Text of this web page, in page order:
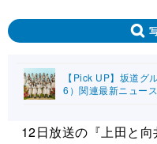
【Pick UP】坂道グ
6）関連最新ニュース
12日放送の『上田と向